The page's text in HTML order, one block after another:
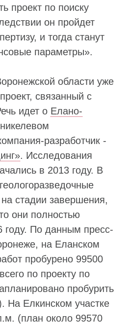
проект по поиску
он пройдет
и тогда станут
параметры».
области уже
связанный с
идет о Елано-
разработчик -
. Исследования
в 2013 году. В
стадии завершения,
они полностью
году. По данным пресс-
на Еланском
пробурено 99500
по проекту по
пробурить
На Елкинском участке
(план около 99570